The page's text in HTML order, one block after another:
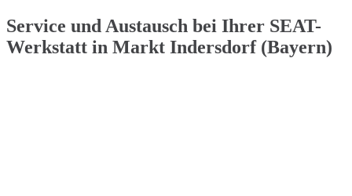
Service und Austausch bei Ihrer SEAT-
Werkstatt in Markt Indersdorf (Bayern)